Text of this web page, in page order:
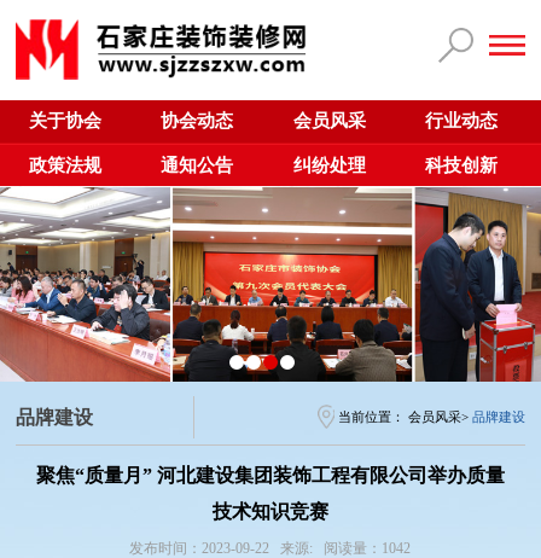
关于协会 协会动态 会员风采 行业动态
政策法规 通知公告 纠纷处理 科技创新
品牌建设 当前位置： 会员风采> 品牌建设
聚焦“质量月” 河北建设集团装饰工程有限公司举办质量
技术知识竞赛
发布时间：2023-09-22 来源: 阅读量：1042